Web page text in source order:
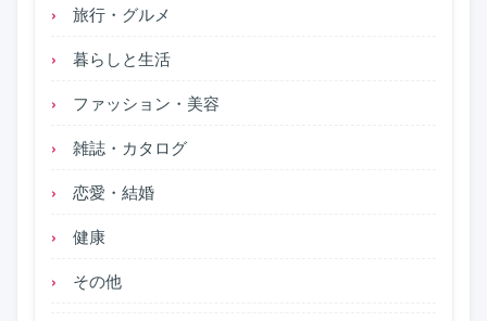
旅行・グルメ
暮らしと生活
ファッション・美容
雑誌・カタログ
恋愛・結婚
健康
その他